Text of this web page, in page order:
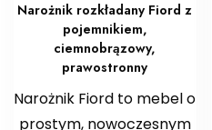
Narożnik rozkładany Fiord z
pojemnikiem,
ciemnobrązowy,
prawostronny
Narożnik Fiord to mebel o
prostym, nowoczesnym